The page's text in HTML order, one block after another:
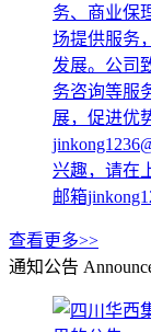
务、商业保
场提供服务
发展。公司
务咨询等服
展，促进优
兴趣，请在
邮箱
查看更多>>
通知公告